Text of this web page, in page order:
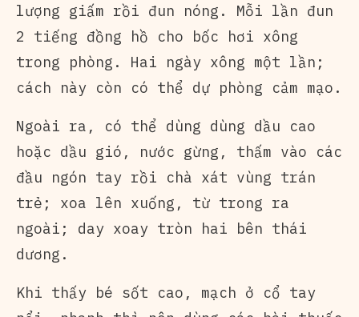
lượng giấm rồi đun nóng. Mỗi lần đun
2 tiếng đồng hồ cho bốc hơi xông
trong phòng. Hai ngày xông một lần;
cách này còn có thể dự phòng cảm mạo.
Ngoài ra, có thể dùng dùng dầu cao
hoặc dầu gió, nước gừng, thấm vào các
đầu ngón tay rồi chà xát vùng trán
trẻ; xoa lên xuống, từ trong ra
ngoài; day xoay tròn hai bên thái
dương.
Khi thấy bé sốt cao, mạch ở cổ tay